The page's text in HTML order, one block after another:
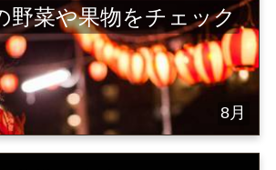
野菜や果物をチェック
8月